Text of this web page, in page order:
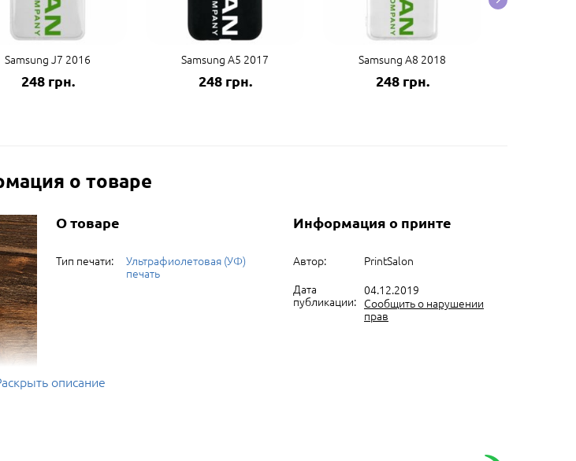
Samsung J7 2016
248 грн.
Samsung A5 2017
248 грн.
Samsung A8 2018
248 грн.
о товаре
О товаре
Тип печати:
Ультрафиолетовая (УФ)
печать
Информация о принте
Автор:
PrintSalon
Дата
публикации:
04.12.2019
Сообщить о нарушении
прав
описание